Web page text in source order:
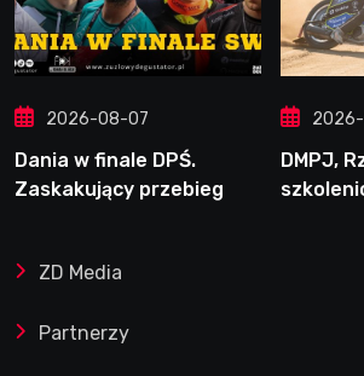
2026-08-07
Dania w finale DPŚ.
Zaskakujący przebieg
DMPJ,
ZD Media
Partnerzy